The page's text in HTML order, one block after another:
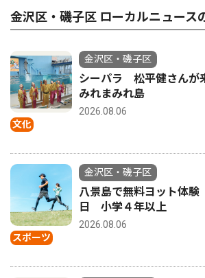
金沢区・磯子区 ローカルニュース
文化
金沢区・磯子区
シーパラ 松平健さんが
みれまみれ島
2026.08.06
スポーツ
金沢区・磯子区
八景島で無料ヨット体
日 小学４年以上
2026.08.06